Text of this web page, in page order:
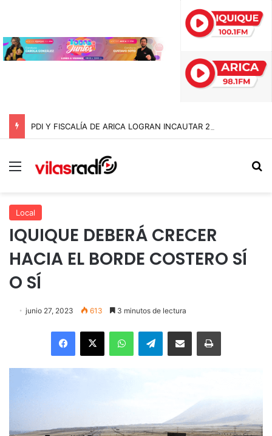
Menú
Local
IQUIQUE DEBERÁ CRECER
HACIA EL BORDE COSTERO SÍ
O SÍ
junio 27, 2023 613 3 minutos de lectura
Facebook
X WhatsAppTelegramEnviar vía email Imprimir